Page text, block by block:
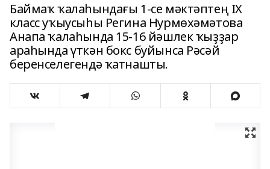
Баймаҡ ҡалаһындағы 1-се мәктәптең IX
класс уҡыусыһы Регина Нурмөхәмәтова
Анапа ҡалаһында 15-16 йәшлек ҡыҙҙар
араһында үткән бокс буйынса Рәсәй
беренселегендә ҡатнашты.